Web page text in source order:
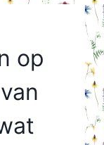
op